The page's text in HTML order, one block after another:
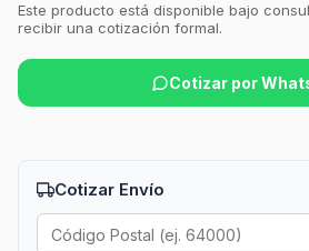
Este producto está disponible bajo
recibir una cotización formal.
Cotizar por
Cotizar Envío
GastroBot